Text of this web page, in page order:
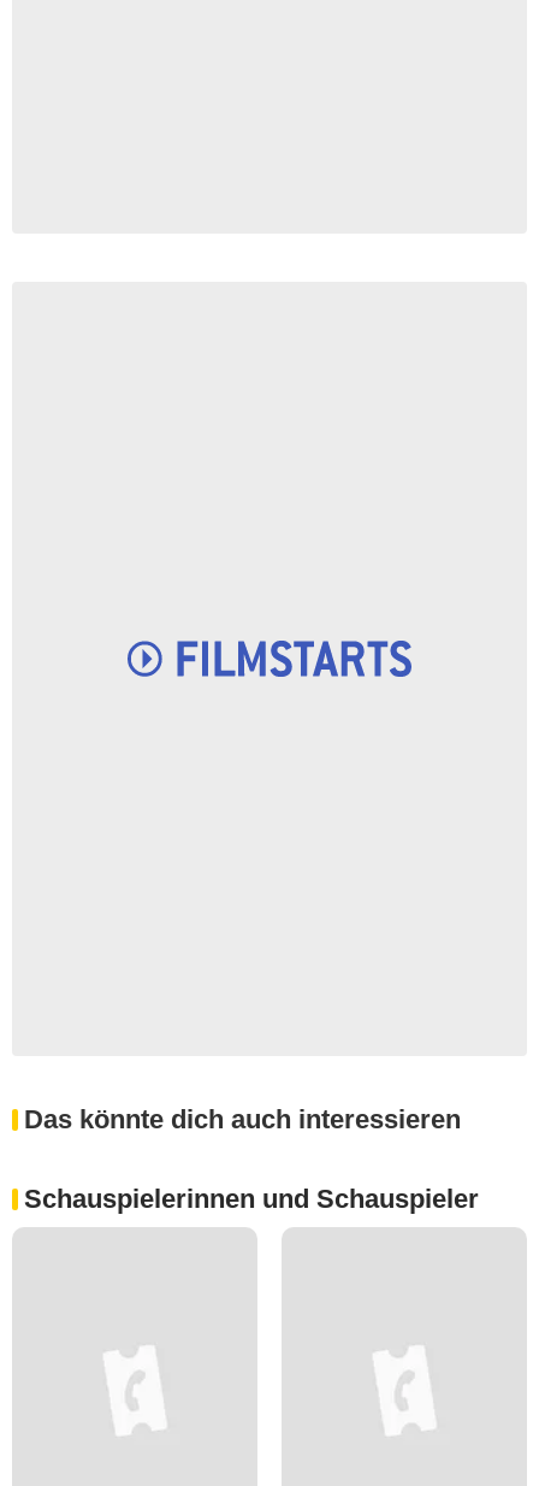
Das könnte dich auch interessieren
Schauspielerinnen und Schauspieler